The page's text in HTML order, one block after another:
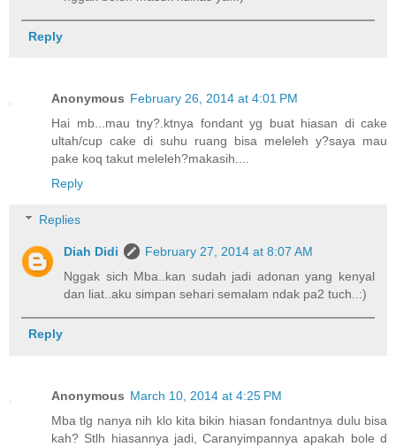
Reply
Anonymous February 26, 2014 at 4:01 PM
Hai mb...mau tny?.ktnya fondant yg buat hiasan di cake
ultah/cup cake di suhu ruang bisa meleleh y?saya mau
pake koq takut meleleh?makasih....
Reply
Replies
Diah Didi
February 27, 2014 at 8:07 AM
Nggak sich Mba..kan sudah jadi adonan yang kenyal
dan liat..aku simpan sehari semalam ndak pa2 tuch..:)
Reply
Anonymous March 10, 2014 at 4:25 PM
Mba tlg nanya nih klo kita bikin hiasan fondantnya dulu bisa
kah? Stlh hiasannya jadi, Caranyimpannya apakah bole d